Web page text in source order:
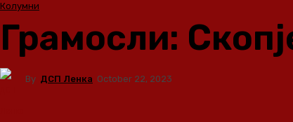
Колумни
Грамосли:
By ДСП Ленка October 22, 2023